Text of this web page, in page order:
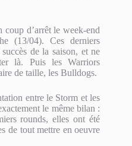
d’arrêt le week-end
(13/04). Ces derniers
de la saison, et ne
là. Puis les Warriors
de taille, les Bulldogs.
entre le Storm et les
le même bilan :
rounds, elles ont été
de tout mettre en oeuvre